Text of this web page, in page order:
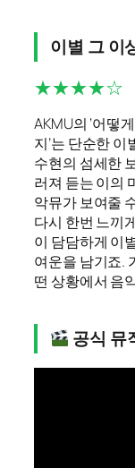
이별 그 이
★★★★☆
AKMU의 ‘어떻
지’는 단순한
수현의 섬세한
러져 듣는 이의
악뮤가 보여줄
다시 한번 느끼
이 담담하게 이
여운을 남기죠.
떤 상황에서 음
공식 뮤